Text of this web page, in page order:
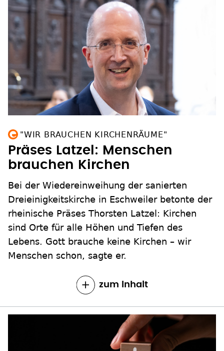
"WIR BRAUCHEN KIRCHENRÄUME"
Präses Latzel: Menschen
brauchen Kirchen
Bei der Wiedereinweihung der sanierten
Dreieinigkeitskirche in Eschweiler betonte der
rheinische Präses Thorsten Latzel: Kirchen
sind Orte für alle Höhen und Tiefen des
Lebens. Gott brauche keine Kirchen – wir
Menschen schon, sagte er.
zum Inhalt